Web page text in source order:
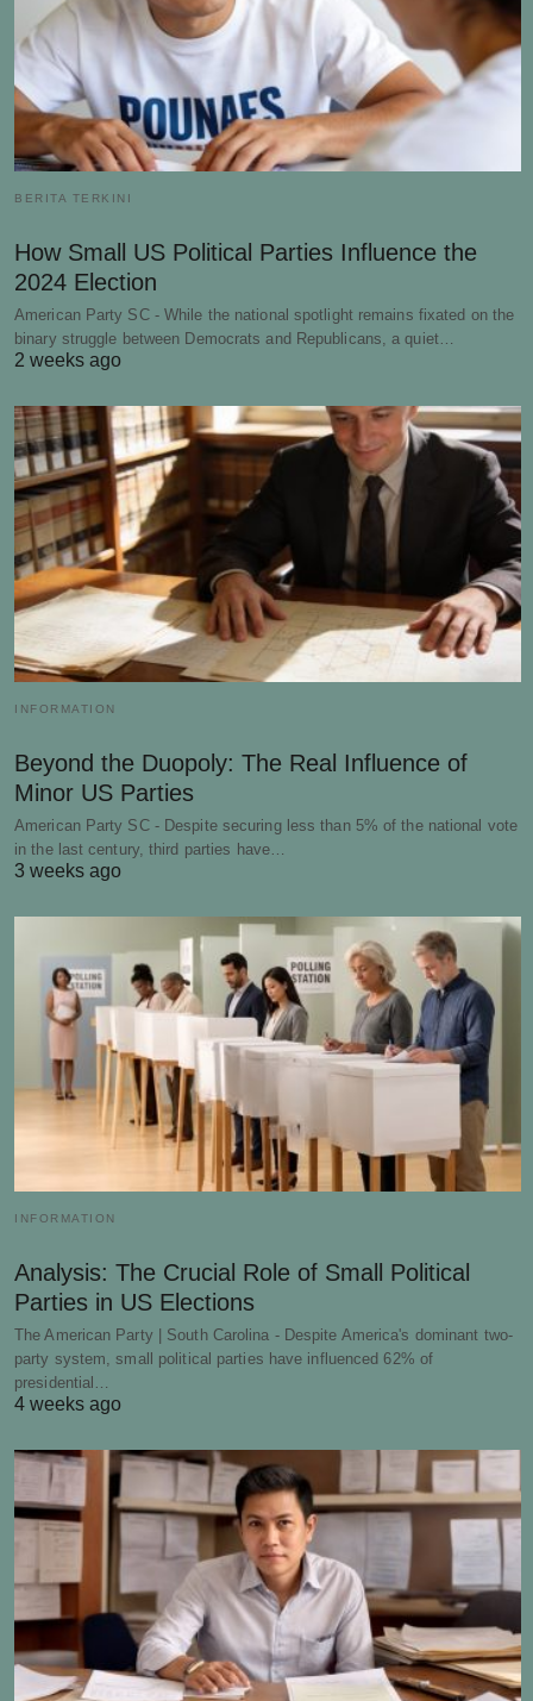
BERITA TERKINI
How Small US Political Parties Influence the
2024 Election
American Party SC - While the national spotlight remains fixated on the
binary struggle between Democrats and Republicans, a quiet…
2 weeks ago
INFORMATION
Beyond the Duopoly: The Real Influence of
Minor US Parties
American Party SC - Despite securing less than 5% of the national vote
in the last century, third parties have…
3 weeks ago
INFORMATION
Analysis: The Crucial Role of Small Political
Parties in US Elections
The American Party | South Carolina - Despite America's dominant two-
party system, small political parties have influenced 62% of
presidential…
4 weeks ago